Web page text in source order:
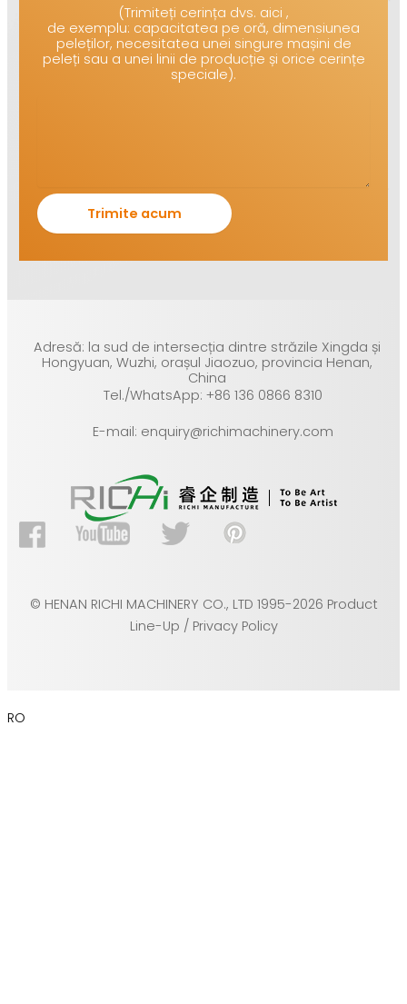
(Trimiteți cerința dvs. aici ,
de exemplu: capacitatea pe oră, dimensiunea
peleților, necesitatea unei singure mașini de
peleți sau a unei linii de producție și orice cerințe
speciale).
Adresă: la sud de intersecția dintre străzile Xingda și
Hongyuan, Wuzhi, orașul Jiaozuo, provincia Henan,
China
Tel./WhatsApp: +86 136 0866 8310
E-mail: enquiry@richimachinery.com
© HENAN RICHI MACHINERY CO., LTD 1995-2026 Product
Line-Up / Privacy Policy
RO